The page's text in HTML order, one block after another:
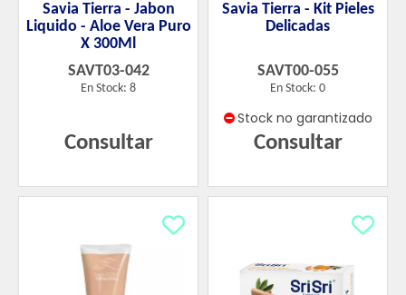
Savia Tierra - Jabon
Liquido - Aloe Vera Puro
X 300Ml
SAVT03-042
En Stock: 8
Consultar
Savia Tierra - Kit Pieles
Delicadas
SAVT00-055
En Stock: 0
Stock no garantizado
Consultar